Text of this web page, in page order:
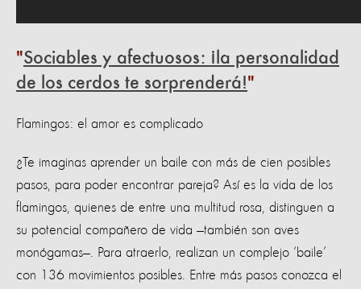
Sociables y afectuosos: ¡la personalidad
de los cerdos te sorprenderá!
Flamingos: el amor es complicado
¿Te imaginas aprender un baile con más de cien posibles
pasos, para poder encontrar pareja? Así es la vida de los
flamingos, quienes de entre una multitud rosa, distinguen a
su potencial compañero de vida —también son aves
monógamas—. Para atraerlo, realizan un complejo ‘baile’
con 136 movimientos posibles. Entre más pasos conozca el